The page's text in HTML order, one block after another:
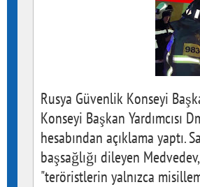
Rusya Güvenlik Konseyi
Konseyi Başkan Yardımcısı
hesabından açıklama yaptı.
başsağlığı dileyen
"teröristlerin yalnızca